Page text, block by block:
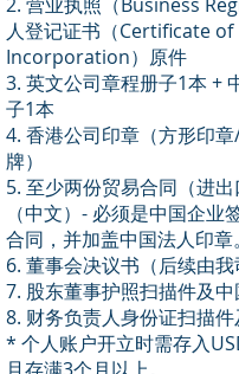
人登记证书（Certificate of
Incorporation）原件
3. 英文公司章程册子1本 +
子1本
4. 香港公司印章（方形印
牌）
5. 至少两份贸易合同（进出
（中文）- 必须是中国企业
合同，并加盖中国法人印章。
6. 董事会决议书（后续由我
7. 股东董事护照扫描件及
8. 财务负责人身份证扫描
* 个人账户开立时需存入